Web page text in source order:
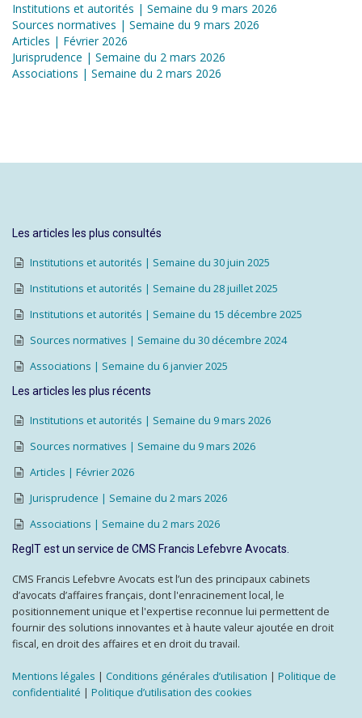
Institutions et autorités | Semaine du 9 mars 2026
Sources normatives | Semaine du 9 mars 2026
Articles | Février 2026
Jurisprudence | Semaine du 2 mars 2026
Associations | Semaine du 2 mars 2026
Les articles les plus consultés
Institutions et autorités | Semaine du 30 juin 2025
Institutions et autorités | Semaine du 28 juillet 2025
Institutions et autorités | Semaine du 15 décembre 2025
Sources normatives | Semaine du 30 décembre 2024
Associations | Semaine du 6 janvier 2025
Les articles les plus récents
Institutions et autorités | Semaine du 9 mars 2026
Sources normatives | Semaine du 9 mars 2026
Articles | Février 2026
Jurisprudence | Semaine du 2 mars 2026
Associations | Semaine du 2 mars 2026
RegIT est un service de CMS Francis Lefebvre Avocats.
CMS Francis Lefebvre Avocats est l’un des principaux cabinets
d’avocats d’affaires français, dont l'enracinement local, le
positionnement unique et l'expertise reconnue lui permettent de
fournir des solutions innovantes et à haute valeur ajoutée en droit
fiscal, en droit des affaires et en droit du travail.
Mentions légales | Conditions générales d’utilisation | Politique de
confidentialité | Politique d’utilisation des cookies